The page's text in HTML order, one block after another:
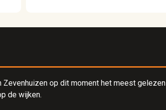
Zevenhuizen op dit moment het meest gelezen
de wijken.